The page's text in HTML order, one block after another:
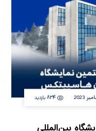
834 بازدید